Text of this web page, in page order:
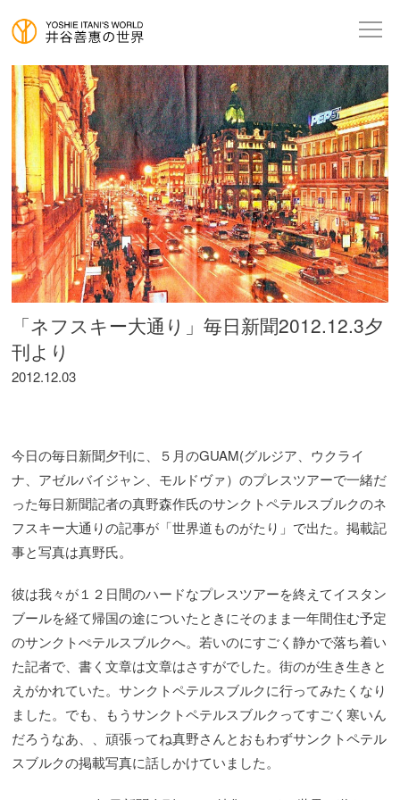
「ネフスキー大通り」毎日新聞2012.12.3夕
刊より
2012.12.03
今日の毎日新聞夕刊に、５月のGUAM(グルジア、ウクライ
ナ、アゼルバイジャン、モルドヴァ）のプレスツアーで一緒だ
った毎日新聞記者の真野森作氏のサンクトペテルスブルクのネ
フスキー大通りの記事が「世界道ものがたり」で出た。掲載記
事と写真は真野氏。
彼は我々が１２日間のハードなプレスツアーを終えてイスタン
ブールを経て帰国の途についたときにそのまま一年間住む予定
のサンクトぺテルスブルクへ。若いのにすごく静かで落ち着い
た記者で、書く文章は文章はさすがでした。街のが生き生きと
えがかれていた。サンクトペテルスブルクに行ってみたくなり
ました。でも、もうサンクトペテルスブルクってすごく寒いん
だろうなあ、、頑張ってね真野さんとおもわずサンクトペテル
スブルクの掲載写真に話しかけていました。